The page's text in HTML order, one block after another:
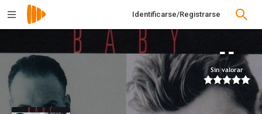
Identificarse/Registrarse
--
Sin valorar